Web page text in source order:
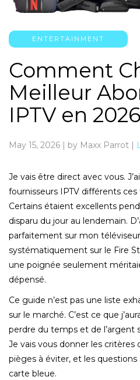
ENTERTAINMENT
Comment
Meilleur
IPTV en 2026
May 15, 2026 | by Maxx Parrot |
Je vais être direct avec vous.
fournisseurs IPTV différents
Certains étaient excellents
disparu du jour au lendemain.
parfaitement sur mon
systématiquement sur le Fire
une poignée seulement
dépensé.
Ce guide n’est pas une liste
sur le marché. C’est ce que
perdre du temps et de l’argent
Je vais vous donner les
pièges à éviter, et les questions
carte bleue.